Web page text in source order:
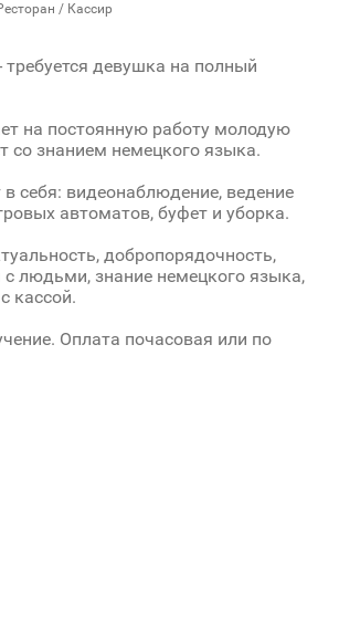
/ Кассир
требуется девушка на полный
на постоянную работу молодую
со знанием немецкого языка.
себя: видеонаблюдение, ведение
автоматов, буфет и уборка.
добропорядочность,
людьми, знание немецкого языка,
кассой.
Оплата почасовая или по